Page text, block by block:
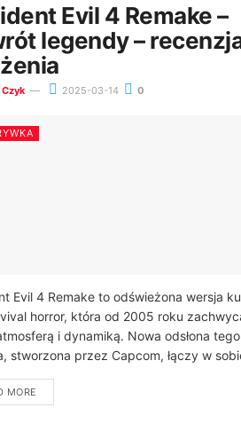
Evil 4 Remake –
legendy –
2025-03-14 0
Evil 4 Remake to odświeżona wersja
horror, która od 2005 roku
i dynamiką. Nowa odsłona tego
stworzona przez Capcom, łączy w
MORE